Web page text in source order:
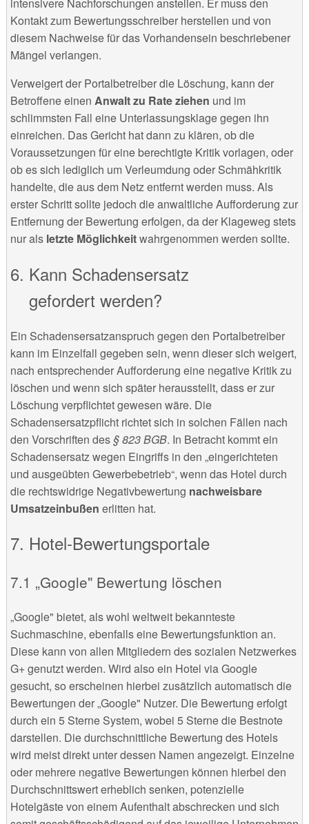
Kontakt zum Bewertungsschreiber herstellen und von
diesem Nachweise für das Vorhandensein beschriebener
Mängel verlangen.
Verweigert der Portalbetreiber die Löschung, kann der
Betroffene einen Anwalt zu Rate ziehen und im
schlimmsten Fall eine Unterlassungsklage gegen ihn
einreichen. Das Gericht hat dann zu klären, ob die
Voraussetzungen für eine berechtigte Kritik vorlagen, oder
ob es sich lediglich um Verleumdung oder Schmähkritik
handelte, die aus dem Netz entfernt werden muss. Als
erster Schritt sollte jedoch die anwaltliche Aufforderung zur
Entfernung der Bewertung erfolgen, da der Klageweg stets
nur als letzte Möglichkeitwahrgenommen werden sollte.
Kann Schadensersatz
gefordert werden?
Ein Schadensersatzanspruch gegen den Portalbetreiber
kann im Einzelfall gegeben sein, wenn dieser sich weigert,
nach entsprechender Aufforderung eine negative Kritik zu
löschen und wenn sich später herausstellt, dass er zur
Löschung verpflichtet gewesen wäre. Die
Schadensersatzpflicht richtet sich in solchen Fällen nach
den Vorschriften des § 823 BGB. In Betracht kommt ein
Schadensersatz wegen Eingriffs in den „eingerichteten
und ausgeübten Gewerbebetrieb“, wenn das Hotel durch
die rechtswidrige Negativbewertung nachweisbare
Umsatzeinbußen erlitten hat.
Hotel-Bewertungsportale
„Google" Bewertung löschen
„Google" bietet, als wohl weltweit bekannteste
Suchmaschine, ebenfalls eine Bewertungsfunktion an.
Diese kann von allen Mitgliedern des sozialen Netzwerkes
G+ genutzt werden. Wird also ein Hotel via Google
gesucht, so erscheinen hierbei zusätzlich automatisch die
Bewertungen der „Google" Nutzer. Die Bewertung erfolgt
durch ein 5 Sterne System, wobei 5 Sterne die Bestnote
darstellen. Die durchschnittliche Bewertung des Hotels
wird meist direkt unter dessen Namen angezeigt. Einzelne
oder mehrere negative Bewertungen können hierbei den
Durchschnittswert erheblich senken, potenzielle
Hotelgäste von einem Aufenthalt abschrecken und sich